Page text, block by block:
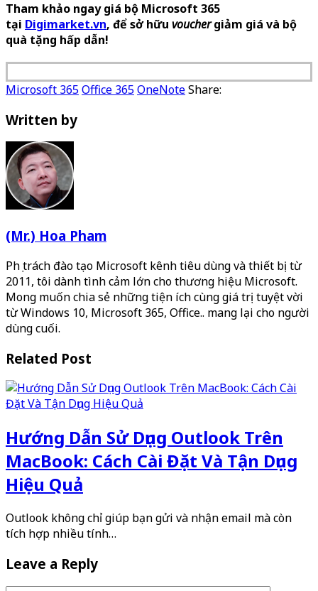
Tham khảo ngay giá bộ Microsoft 365
tại Digimarket.vn, để sở hữu vouchergiảm giá và bộ
quà tặng hấp dẫn!
Microsoft 365Office 365OneNoteShare:
Written by
(Mr.) Hoa Pham
Phụ trách đào tạo Microsoft kênh tiêu dùng và thiết bị từ
2011, tôi dành tình cảm lớn cho thương hiệu Microsoft.
Mong muốn chia sẻ những tiện ích cùng giá trị tuyệt vời
từ Windows 10, Microsoft 365, Office.. mang lại cho người
dùng cuối.
Related Post
Hướng Dẫn Sử Dụng Outlook Trên
MacBook: Cách Cài Đặt Và Tận Dụng
Hiệu Quả
Outlook không chỉ giúp bạn gửi và nhận email mà còn
tích hợp nhiều tính…
Leave a Reply